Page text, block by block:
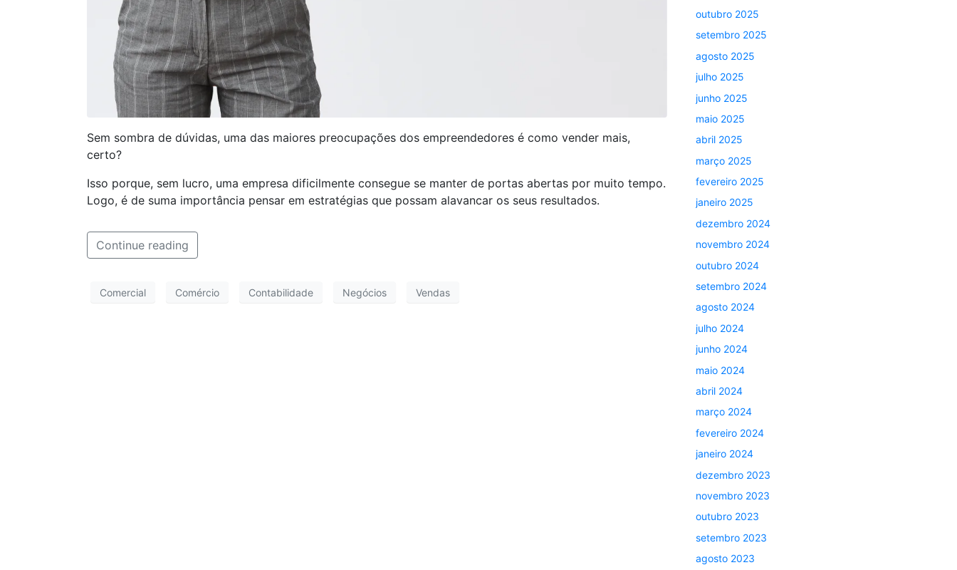
Sem sombra de dúvidas, uma das maiores preocupações dos empreendedores é como vender mais,
certo?
Isso porque, sem lucro, uma empresa dificilmente consegue se manter de portas abertas por muito tempo.
Logo, é de suma importância pensar em estratégias que possam alavancar os seus resultados.
Continue reading
Comercial Comércio Contabilidade Negócios Vendas
outubro 2025
setembro 2025
agosto 2025
julho 2025
junho 2025
maio 2025
abril 2025
março 2025
fevereiro 2025
janeiro 2025
dezembro 2024
novembro 2024
outubro 2024
setembro 2024
agosto 2024
julho 2024
junho 2024
maio 2024
abril 2024
março 2024
fevereiro 2024
janeiro 2024
dezembro 2023
novembro 2023
outubro 2023
setembro 2023
agosto 2023